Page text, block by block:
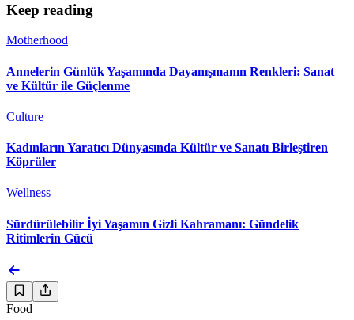
Keep reading
Motherhood
Annelerin Günlük Yaşamında Dayanışmanın Renkleri: Sanat
ve Kültür ile Güçlenme
Culture
Kadınların Yaratıcı Dünyasında Kültür ve Sanatı Birleştiren
Köprüler
Wellness
Sürdürülebilir İyi Yaşamın Gizli Kahramanı: Gündelik
Ritimlerin Gücü
Food